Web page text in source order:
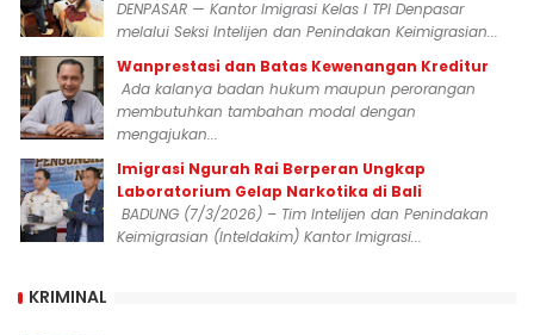
DENPASAR — Kantor Imigrasi Kelas I TPI Denpasar
melalui Seksi Intelijen dan Penindakan Keimigrasian...
Wanprestasi dan Batas Kewenangan Kreditur
Ada kalanya badan hukum maupun perorangan
membutuhkan tambahan modal dengan
mengajukan...
Imigrasi Ngurah Rai Berperan Ungkap
Laboratorium Gelap Narkotika di Bali
BADUNG (7/3/2026) – Tim Intelijen dan Penindakan
Keimigrasian (Inteldakim) Kantor Imigrasi...
KRIMINAL